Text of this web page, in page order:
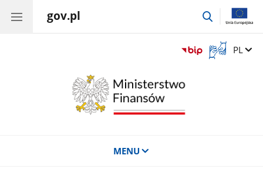
gov.pl
przejdź
Otwórz
okno
Zmień
PL
MENU